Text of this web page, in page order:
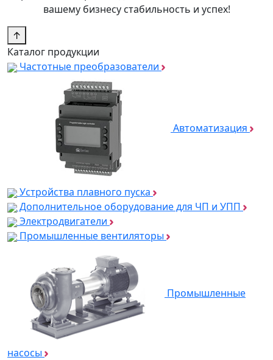
вашему бизнесу стабильность и успех!
↑
Каталог продукции
Частотные преобразователи
Автоматизация
Устройства плавного пуска
Дополнительное оборудование для ЧП и УПП
Электродвигатели
Промышленные вентиляторы
Промышленные
насосы